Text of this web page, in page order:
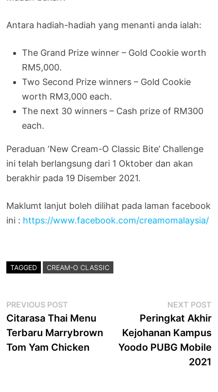
Antara hadiah-hadiah yang menanti anda ialah:
The Grand Prize winner – Gold Cookie worth
RM5,000.
Two Second Prize winners – Gold Cookie
worth RM3,000 each.
The next 30 winners – Cash prize of RM300
each.
Peraduan ‘New Cream-O Classic Bite’ Challenge
ini telah berlangsung dari 1 Oktober dan akan
berakhir pada 19 Disember 2021.
Maklumt lanjut boleh dilihat pada laman facebook
ini : https://www.facebook.com/creamomalaysia/
TAGGED CREAM-O CLASSIC
Post
navigation
PREVIOUS POST
post:
Citarasa Thai Menu
Terbaru Marrybrown
Tom Yam Chicken
NEXT POST
Peringkat Akhir
Kejohanan Kampus
Yoodo PUBG Mobile
2021